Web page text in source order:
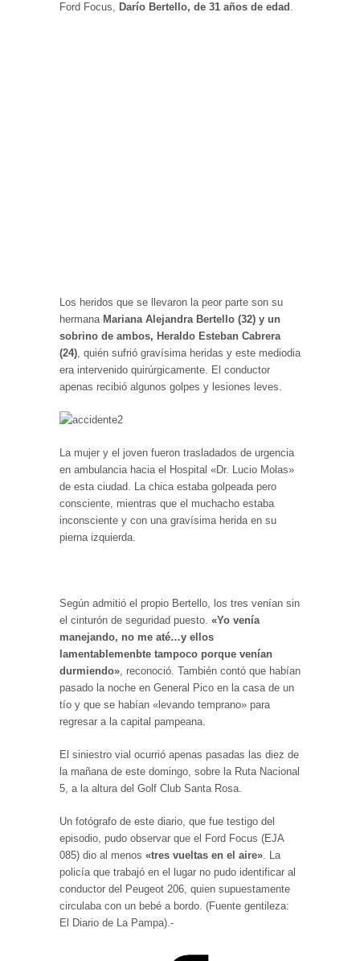
Ford Focus, Darío Bertello, de 31 años de edad .
Los heridos que se llevaron la peor parte son su
hermana Mariana Alejandra Bertello (32) y un
sobrino de ambos, Heraldo Esteban Cabrera
(24), quién sufrió gravísima heridas y este mediodia
era intervenido quirúrgicamente. El conductor
apenas recibió algunos golpes y lesiones leves.
La mujer y el joven fueron trasladados de urgencia
en ambulancia hacia el Hospital «Dr. Lucio Molas»
de esta ciudad. La chica estaba golpeada pero
consciente, mientras que el muchacho estaba
inconsciente y con una gravísima herida en su
pierna izquierda.
Según admitió el propio Bertello, los tres venían sin
el cinturón de seguridad puesto. «Yo venía
manejando, no me até…y ellos
lamentablemenbte tampoco porque venían
durmiendo», reconoció. También contó que habían
pasado la noche en General Pico en la casa de un
tío y que se habían «levando temprano» para
regresar a la capital pampeana.
El siniestro vial ocurrió apenas pasadas las diez de
la mañana de este domingo, sobre la Ruta Nacional
5, a la altura del Golf Club Santa Rosa.
Un fotógrafo de este diario, que fue testigo del
episodio, pudo observar que el Ford Focus (EJA
085) dio al menos «tres vueltas en el aire». La
policía que trabajó en el lugar no pudo identificar al
conductor del Peugeot 206, quien supuestamente
circulaba con un bebé a bordo. (Fuente gentileza:
El Diario de La Pampa).-